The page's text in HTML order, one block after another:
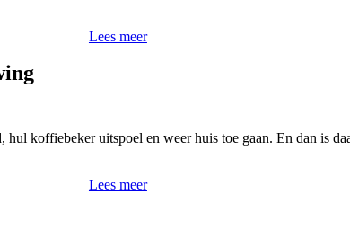
Lees meer
koffiebeker uitspoel en weer huis toe gaan. En dan is
Lees meer